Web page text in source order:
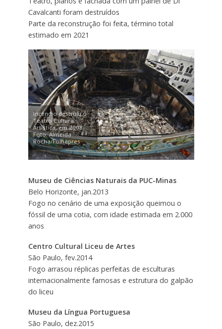
Cavalcanti foram destruídos
Parte da reconstrução foi feita, término total
estimado em 2021
Incêndio destruiu o
Teatro Cultura
Artística, em 2008.
Foto: Almeida
Rocha/Folhapres
Museu de Ciências Naturais da PUC-Minas
Belo Horizonte, jan.2013
Fogo no cenário de uma exposição queimou o
fóssil de uma cotia, com idade estimada em 2.000
anos
Centro Cultural Liceu de Artes
São Paulo, fev.2014
Fogo arrasou réplicas perfeitas de esculturas
internacionalmente famosas e estrutura do galpão
do liceu
Museu da Língua Portuguesa
São Paulo, dez.2015